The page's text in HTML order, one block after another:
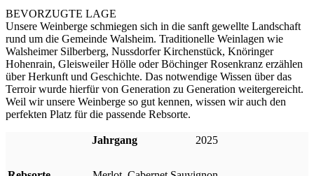
BEVORZUGTE LAGE
Unsere Weinberge schmiegen sich in die sanft gewellte Landschaft
rund um die Gemeinde Walsheim. Traditionelle Weinlagen wie
Walsheimer Silberberg, Nussdorfer Kirchenstück, Knöringer
Hohenrain, Gleisweiler Hölle oder Böchinger Rosenkranz erzählen
über Herkunft und Geschichte. Das notwendige Wissen über das
Terroir wurde hierfür von Generation zu Generation weitergereicht.
Weil wir unsere Weinberge so gut kennen, wissen wir auch den
perfekten Platz für die passende Rebsorte.
Jahrgang 2025